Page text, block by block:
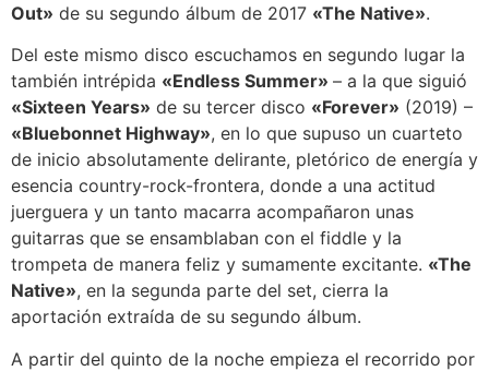
Out» de su segundo álbum de 2017 «The Native».
Del este mismo disco escuchamos en segundo lugar la
también intrépida «Endless Summer» – a la que siguió
«Sixteen Years» de su tercer disco «Forever» (2019) –
«Bluebonnet Highway», en lo que supuso un cuarteto
de inicio absolutamente delirante, pletórico de energía y
esencia country-rock-frontera, donde a una actitud
juerguera y un tanto macarra acompañaron unas
guitarras que se ensamblaban con el fiddle y la
trompeta de manera feliz y sumamente excitante. «The
Native», en la segunda parte del set, cierra la
aportación extraída de su segundo álbum.
A partir del quinto de la noche empieza el recorrido por